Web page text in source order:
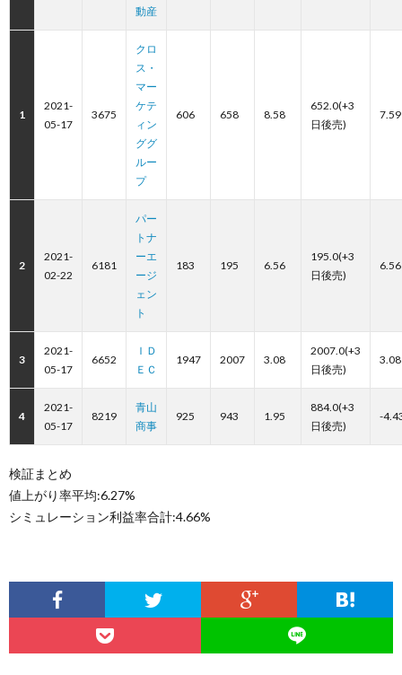
動産
1
2021-
05-17
3675
クロ
ス・
マー
ケテ
ィン
ググ
ルー
プ
606 658 8.58
652.0(+3
日後売)
7.59
2
2021-
02-22
6181
パー
トナ
ーエ
ージ
ェン
ト
183 195 6.56
195.0(+3
日後売)
6.56
3
2021-
05-17
6652
ＩＤ
ＥＣ
1947 2007 3.08
2007.0(+3
日後売)
3.08
4
2021-
05-17
8219
青山
商事
925 943 1.95
884.0(+3
日後売)
-
検証まとめ
値上がり率平均:6.27%
シミュレーション利益率合計:4.66%